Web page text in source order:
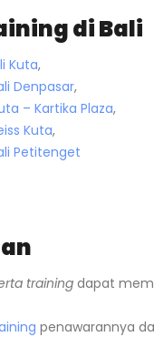
di Bali
Kuta,
Denpasar,
– Kartika Plaza,
Kuta,
Petitenget
training dapat
penawarannya